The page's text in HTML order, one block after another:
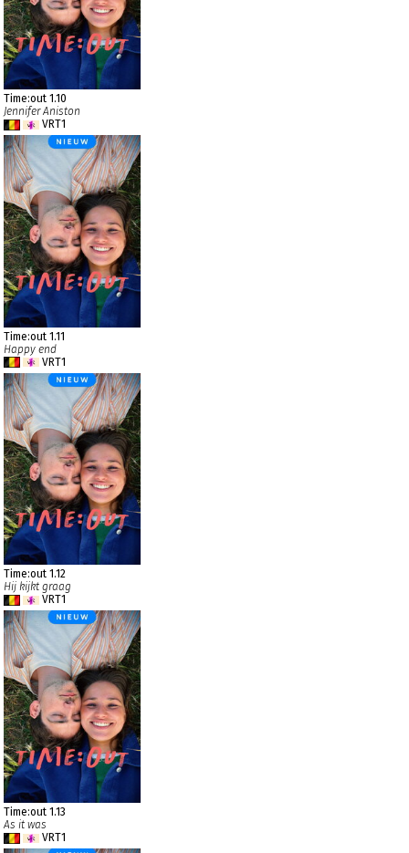
Time:out 1.10
Jennifer Aniston
VRT1
Time:out 1.11
Happy end
VRT1
Time:out 1.12
Hij kijkt graag
VRT1
Time:out 1.13
As it was
VRT1